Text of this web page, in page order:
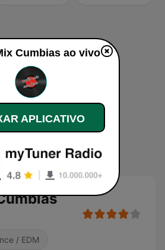
/ EDM
Cumbias ao vivo
APLICATIVO